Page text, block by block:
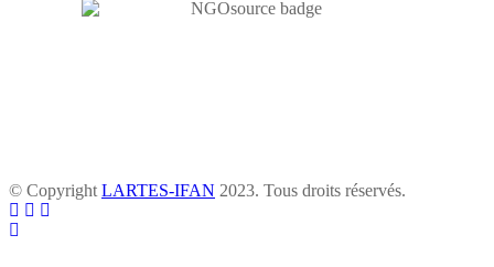
© Copyright LARTES-IFAN 2023. Tous droits réservés.